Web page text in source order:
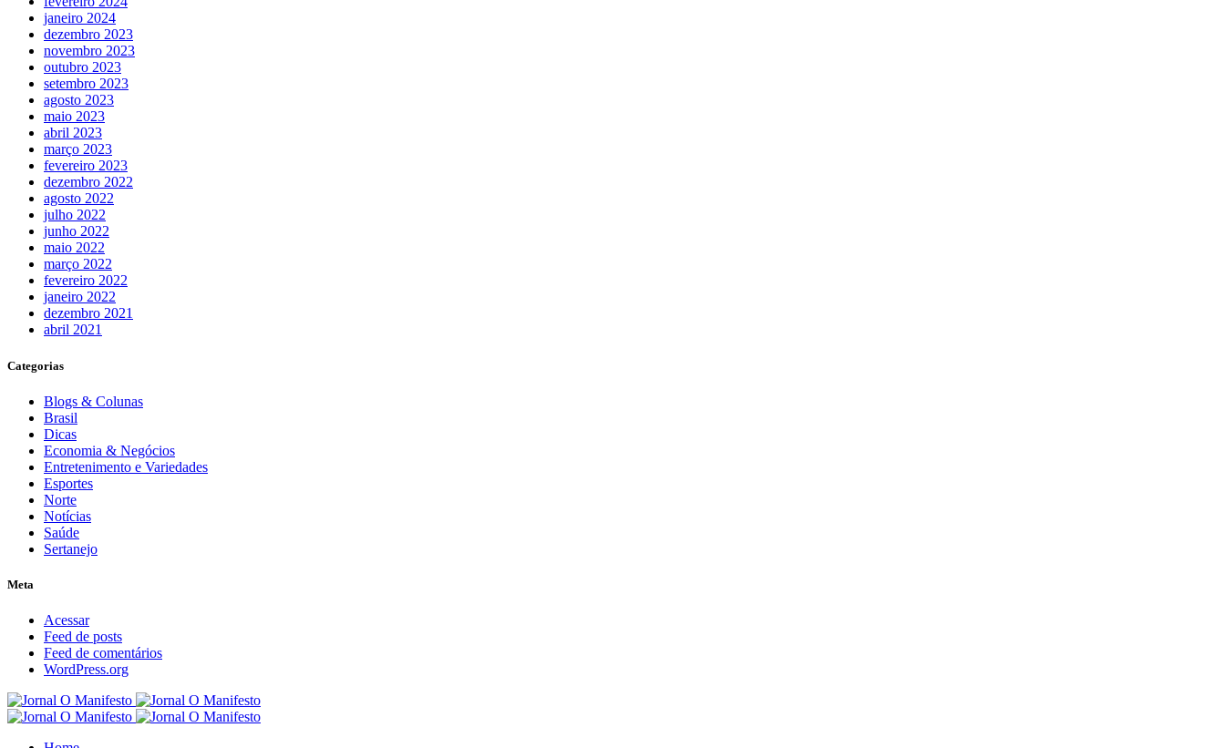
janeiro 2024
dezembro 2023
novembro 2023
outubro 2023
setembro 2023
agosto 2023
maio 2023
abril 2023
março 2023
fevereiro 2023
dezembro 2022
agosto 2022
julho 2022
junho 2022
maio 2022
março 2022
fevereiro 2022
janeiro 2022
dezembro 2021
abril 2021
Categorias
Blogs & Colunas
Brasil
Dicas
Economia & Negócios
Entretenimento e Variedades
Esportes
Norte
Notícias
Saúde
Sertanejo
Meta
Acessar
Feed de posts
Feed de comentários
WordPress.org